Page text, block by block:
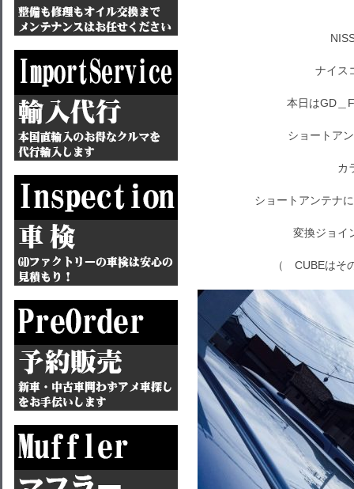
ナイス
本日はGD＿
ショートア
カ
ショートアンテナ
変換ジョイ
（ CUBEはそ